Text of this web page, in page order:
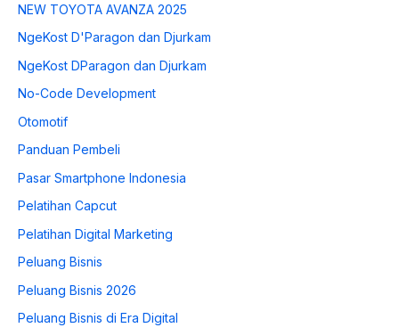
NEW TOYOTA AVANZA 2025
NgeKost D'Paragon dan Djurkam
NgeKost DParagon dan Djurkam
No-Code Development
Otomotif
Panduan Pembeli
Pasar Smartphone Indonesia
Pelatihan Capcut
Pelatihan Digital Marketing
Peluang Bisnis
Peluang Bisnis 2026
Peluang Bisnis di Era Digital